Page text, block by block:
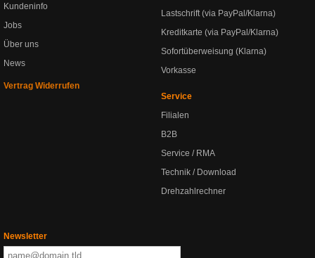
Kundeninfo
Jobs
Über uns
News
Vertrag Widerrufen
Lastschrift (via PayPal/Klarna)
Kreditkarte (via PayPal/Klarna)
Sofortüberweisung (Klarna)
Vorkasse
Service
Filialen
B2B
Service / RMA
Technik / Download
Drehzahlrechner
Newsletter